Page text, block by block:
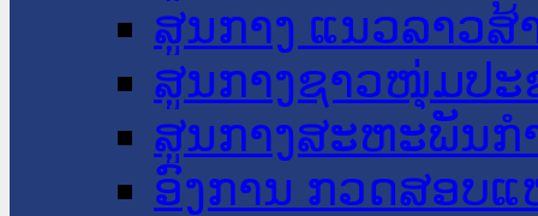
ສູນກາງ ແນວລາວສ້
ສູນກາງຊາວໜຸ່ມປະ
ສູນກາງສະຫະພັນກ
ອົງການ ກວດສອບແ